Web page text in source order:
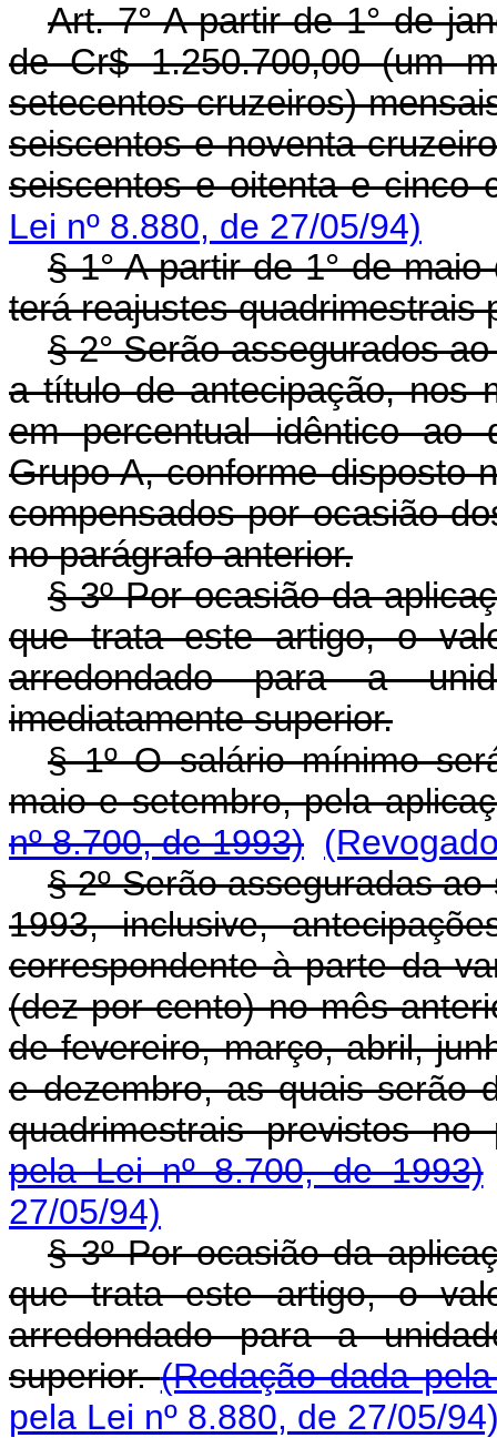
Art. 7° A partir de 1° de
de Cr$ 1.250.700,00 (um
setecentos cruzeiros)
seiscentos e noventa
seiscentos e oitenta e cinco
Lei nº 8.880, de 27/05/94)
§ 1° A partir de 1° de
terá reajustes quadrimestrais
§ 2° Serão assegurados
a título de antecipação, nos
em percentual idêntico ao
Grupo A, conforme disposto
compensados por ocasião
no parágrafo anterior.
§ 3º Por ocasião da
que trata este artigo, o
arredondado para a
imediatamente superior.
§ 1º O salário mínimo
maio e setembro, pela
nº 8.700, de 1993)
§ 2º Serão asseguradas
1993, inclusive,
correspondente à parte da
(dez por cento) no mês
de fevereiro, março, abril,
e dezembro, as quais serão
quadrimestrais previstos
pela Lei nº 8.700, de 1993)
27/05/94)
§ 3º Por ocasião da
que trata este artigo, o
arredondado para a
superior.(Redação dada
pela Lei nº 8.880, de 27/05/